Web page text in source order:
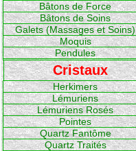
Bâtons de Force
Bâtons de Soins
Galets (Massages et Soins)
Moquis
Pendules
Cristaux
Herkimers
Lémuriens
Lémuriens Rosés
Pointes
Quartz Fantôme
Quartz Traités